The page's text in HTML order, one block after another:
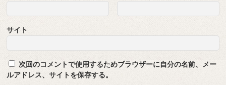
サイト
次回のコメントで使用するためブラウザーに自分の名前、メー
ルアドレス、サイトを保存する。